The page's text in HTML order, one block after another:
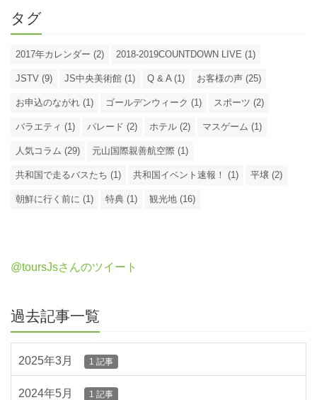
タグ
2017年カレンダー (2) 2018-2019COUNTDOWN LIVE (1)
JSTV (9) JS中央美術館 (1) Q & A (1) お客様の声 (25)
お申込のながれ (1) ゴールデンウィーク (1) スポーツ (2)
バラエティ (1) パレード (2) ホテル (2) マスゲーム (1)
人気コラム (29) 元山国際親善航空際 (1)
共和国で走るバスたち (1) 共和国イベント速報！ (1) 平壌 (2)
朝鮮に行く前に (1) 特典 (1) 観光地 (16)
@toursJsさんのツイート
過去記事一覧
2025年3月 1 記事
2024年5月 1 記事